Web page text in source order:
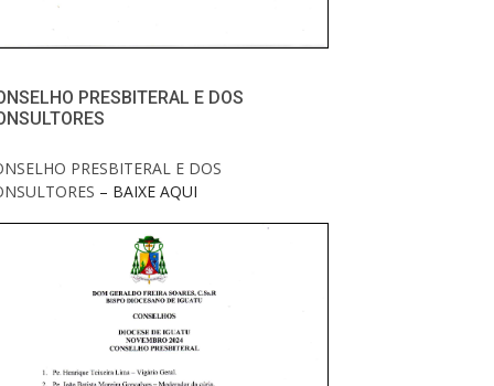
PRESBITERAL E DOS
PRESBITERAL E DOS
– BAIXE AQUI